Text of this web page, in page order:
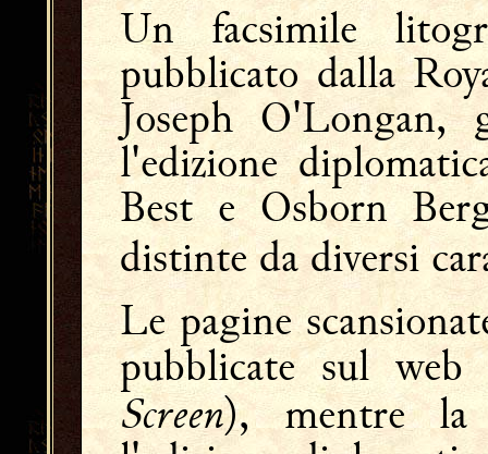
Un facsimile
pubblicato dalla
Joseph
l'edizione
Best e Osborn
distinte da diversi
Le pagine
pubblicate sul
Screen), mentre la